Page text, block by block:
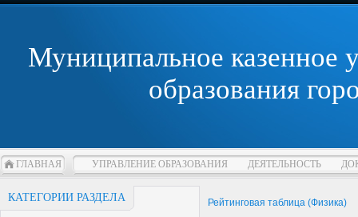
Муниципальное казенное
образования
ГЛАВНАЯ УПРАВЛЕНИЕ ОБРАЗОВАНИЯ ДЕЯТЕЛЬНОСТЬ
КАТЕГОРИИ РАЗДЕЛА
Рейтинговая таблица (Физика)